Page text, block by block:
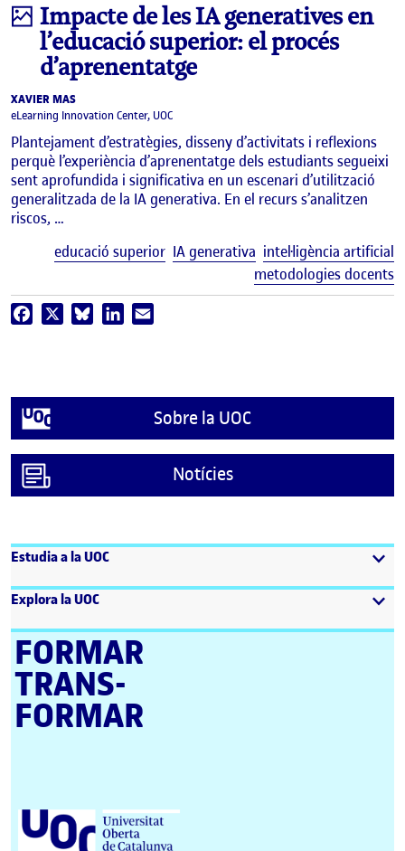
Infografia
Impacte de les IA generatives en
l’educació superior: el procés
d’aprenentatge
XAVIER MAS
eLearning Innovation Center, UOC
Plantejament d’estratègies, disseny d’activitats i reflexions
perquè l’experiència d’aprenentatge dels estudiants segueixi
sent aprofundida i significativa en un escenari d’utilització
generalitzada de la IA generativa. En el recurs s’analitzen
riscos, …
educació superior IA generativa intel·ligència artificial
metodologies docents
Facebook BlueskyLinkedIn
Sobre la UOC
Notícies
Estudia a la UOC
Explora la UOC
FORMAR
TRANS­
FORMAR
Universitat Oberta de Catalunya (UOC)